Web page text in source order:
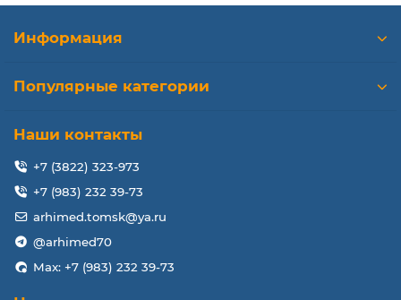
Информация
Популярные категории
Наши контакты
+7 (3822) 323-973
+7 (983) 232 39-73
arhimed.tomsk@ya.ru
@arhimed70
Max: +7 (983) 232 39-73